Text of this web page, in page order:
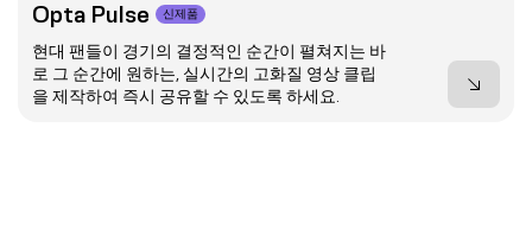
Opta Pulse 신제품
현대 팬들이 경기의 결정적인 순간이 펼쳐지는 바
로 그 순간에 원하는, 실시간의 고화질 영상 클립
을 제작하여 즉시 공유할 수 있도록 하세요.